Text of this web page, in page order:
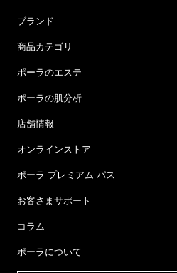
ブランド
商品カテゴリ
ポーラのエステ
ポーラの肌分析
店舗情報
オンラインストア
ポーラ プレミアム パス
お客さまサポート
コラム
ポーラについて